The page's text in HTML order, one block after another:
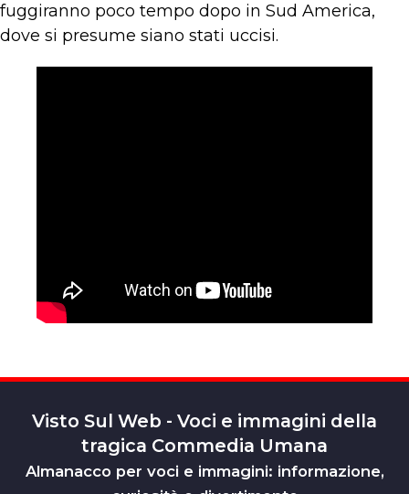
fuggiranno poco tempo dopo in Sud America,
dove si presume siano stati uccisi.
Visto Sul Web - Voci e immagini della
tragica Commedia Umana
Almanacco per voci e immagini: informazione,